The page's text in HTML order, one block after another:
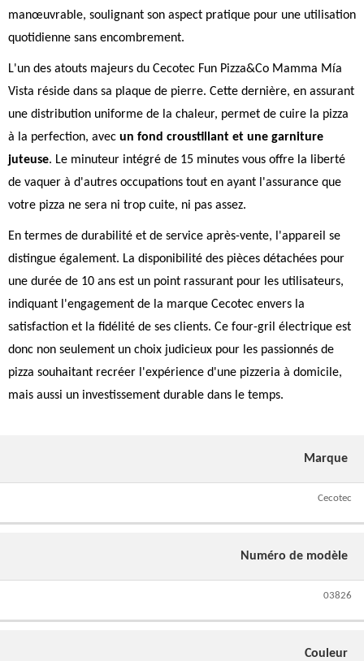
manœuvrable, soulignant son aspect pratique pour une utilisation
quotidienne sans encombrement.
L'un des atouts majeurs du Cecotec Fun Pizza&Co Mamma Mía
Vista réside dans sa plaque de pierre. Cette dernière, en assurant
une distribution uniforme de la chaleur, permet de cuire la pizza
à la perfection, avec un fond croustillant et une garniture
juteuse. Le minuteur intégré de 15 minutes vous offre la liberté
de vaquer à d'autres occupations tout en ayant l'assurance que
votre pizza ne sera ni trop cuite, ni pas assez.
En termes de durabilité et de service après-vente, l'appareil se
distingue également. La disponibilité des pièces détachées pour
une durée de 10 ans est un point rassurant pour les utilisateurs,
indiquant l'engagement de la marque Cecotec envers la
satisfaction et la fidélité de ses clients. Ce four-gril électrique est
donc non seulement un choix judicieux pour les passionnés de
pizza souhaitant recréer l'expérience d'une pizzeria à domicile,
mais aussi un investissement durable dans le temps.
Marque
Cecotec
Numéro de modèle
03826
Couleur